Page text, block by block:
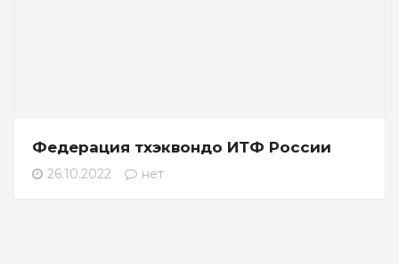
Федерация тхэквондо ИТФ России
26.10.2022 нет